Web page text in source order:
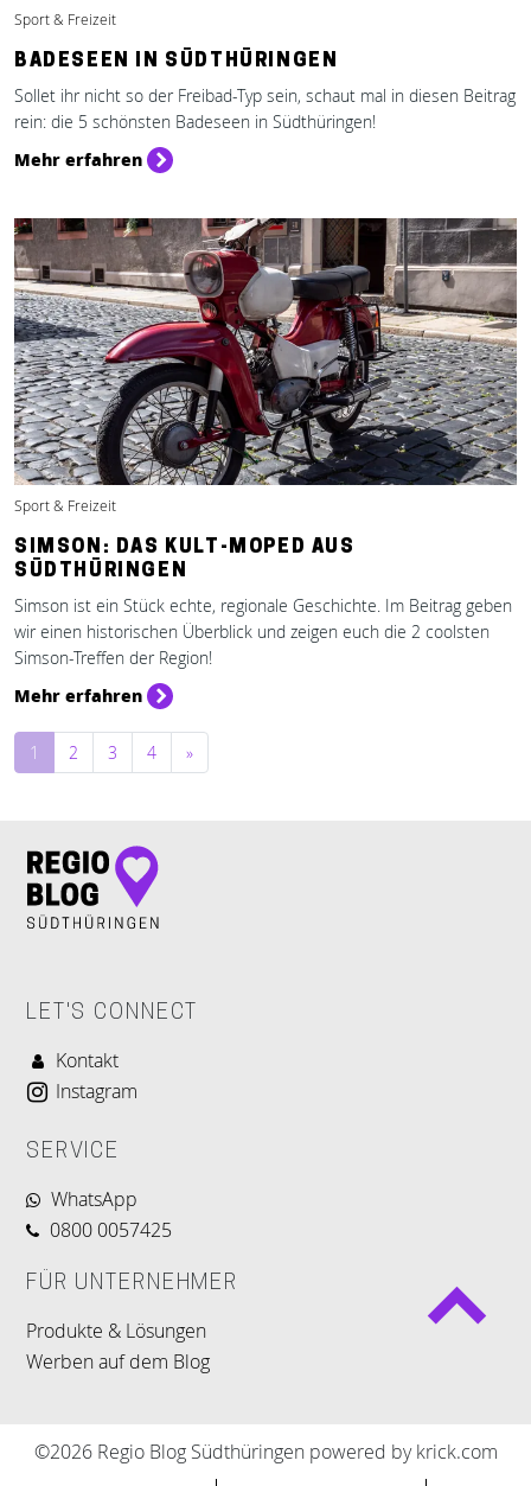
Sport & Freizeit
BADESEEN IN SÜDTHÜRINGEN
Sollet ihr nicht so der Freibad-Typ sein, schaut mal in diesen Beitrag
rein: die 5 schönsten Badeseen in Südthüringen!
Mehr erfahren
Sport & Freizeit
SIMSON: DAS KULT-MOPED AUS
SÜDTHÜRINGEN
Simson ist ein Stück echte, regionale Geschichte. Im Beitrag geben
wir einen historischen Überblick und zeigen euch die 2 coolsten
Simson-Treffen der Region!
Mehr erfahren
Beitragsnavigation
1 2 3 4 »
LET'S CONNECT
Kontakt
Instagram
SERVICE
WhatsApp
0800 0057425
FÜR UNTERNEHMER
Produkte & Lösungen
Werben auf dem Blog
©2026 Regio Blog Südthüringen powered by krick.com